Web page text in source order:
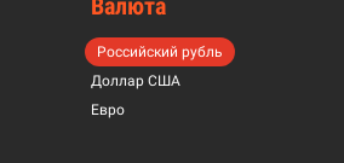
Валюта
Российский рубль
Доллар США
Евро